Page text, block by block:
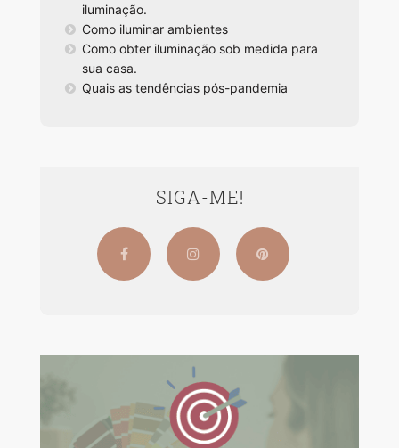
iluminação.
Como iluminar ambientes
Como obter iluminação sob medida para
sua casa.
Quais as tendências pós-pandemia
SIGA-ME!